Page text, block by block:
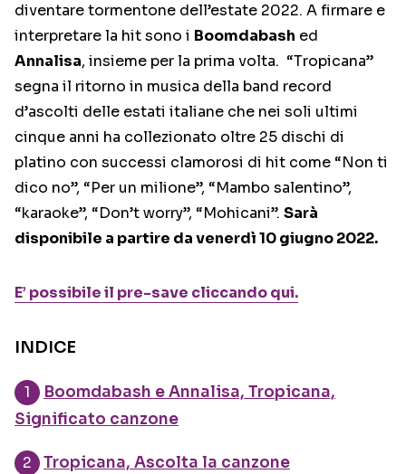
diventare tormentone dell’estate 2022. A firmare e
interpretare la hit sono i Boomdabash ed
Annalisa, insieme per la prima volta. “Tropicana”
segna il ritorno in musica della band record
d’ascolti delle estati italiane che nei soli ultimi
cinque anni ha collezionato oltre 25 dischi di
platino con successi clamorosi di hit come “Non ti
dico no”, “Per un milione”, “Mambo salentino”,
“karaoke”, “Don’t worry”, “Mohicani”. Sarà
disponibile a partire da venerdì 10 giugno 2022.
E’ possibile il pre-save cliccando qui.
INDICE
Boomdabash e Annalisa, Tropicana,
Significato canzone
Tropicana, Ascolta la canzone